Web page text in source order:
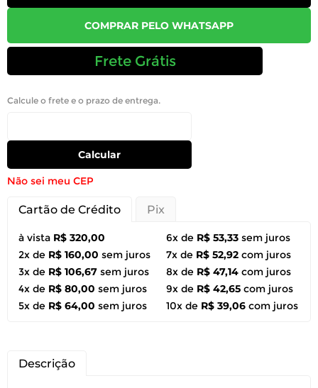
COMPRAR PELO WHATSAPP
Frete Grátis
Calcule o frete e o prazo de entrega.
Calcular
Não sei meu CEP
Cartão de Crédito Pix
à vista R$ 320,00
2x de R$ 160,00 sem juros
3x de R$ 106,67 sem juros
4x de R$ 80,00 sem juros
5x de R$ 64,00 sem juros
6x de R$ 53,33 sem juros
7x de R$ 52,92 com juros
8x de R$ 47,14 com juros
9x de R$ 42,65 com juros
10x de R$ 39,06 com juros
Descrição